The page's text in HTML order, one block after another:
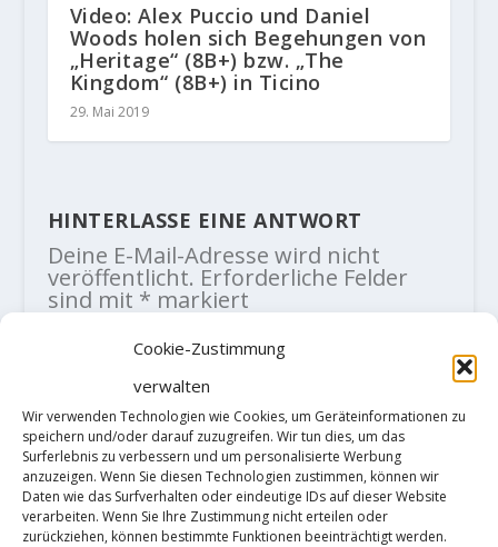
Cookie-Zustimmung
verwalten
Wir verwenden Technologien wie Cookies, um Geräteinformationen zu
speichern und/oder darauf zuzugreifen. Wir tun dies, um das
Surferlebnis zu verbessern und um personalisierte Werbung
anzuzeigen. Wenn Sie diesen Technologien zustimmen, können wir
Daten wie das Surfverhalten oder eindeutige IDs auf dieser Website
verarbeiten. Wenn Sie Ihre Zustimmung nicht erteilen oder
zurückziehen, können bestimmte Funktionen beeinträchtigt werden.
Video: Alex Puccio und Daniel
Woods holen sich Begehungen von
„Heritage“ (8B+) bzw. „The
Kingdom“ (8B+) in Ticino
29. Mai 2019
HINTERLASSE EINE ANTWORT
Deine E-Mail-Adresse wird nicht
veröffentlicht. Erforderliche Felder
sind mit * markiert